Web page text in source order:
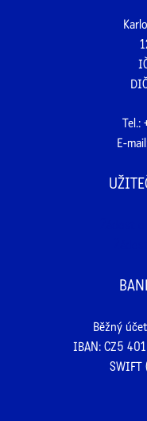
Tel.:
E-
Běžný
IBAN: CZ5
SWIFT